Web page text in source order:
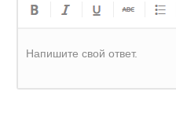
Напишите свой ответ.